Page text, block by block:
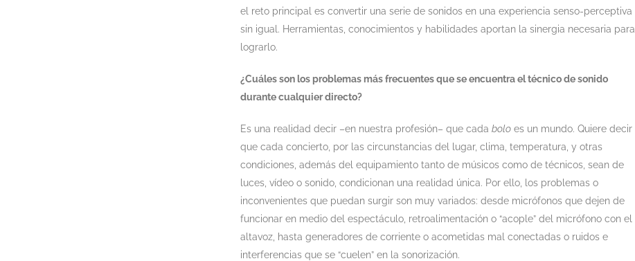
el reto principal es convertir una serie de sonidos en una experiencia senso-perceptiva
sin igual. Herramientas, conocimientos y habilidades aportan la sinergia necesaria para
lograrlo.
¿Cuáles son los problemas más frecuentes que se encuentra el técnico de sonido
durante cualquier directo?
Es una realidad decir –en nuestra profesión– que cada bolo es un mundo. Quiere decir
que cada concierto, por las circunstancias del lugar, clima, temperatura, y otras
condiciones, además del equipamiento tanto de músicos como de técnicos, sean de
luces, vídeo o sonido, condicionan una realidad única. Por ello, los problemas o
inconvenientes que puedan surgir son muy variados: desde micrófonos que dejen de
funcionar en medio del espectáculo, retroalimentación o “acople” del micrófono con el
altavoz, hasta generadores de corriente o acometidas mal conectadas o ruidos e
interferencias que se “cuelen” en la sonorización.